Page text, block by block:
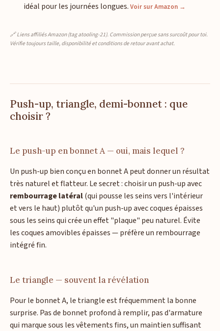
idéal pour les journées longues. Voir sur Amazon →
🔗 Liens affiliés Amazon (tag atooling-21). Commission perçue sans surcoût pour toi.
Vérifie toujours taille, disponibilité et conditions de retour avant achat.
Push-up, triangle, demi-bonnet : que
choisir ?
Le push-up en bonnet A — oui, mais lequel ?
Un push-up bien conçu en bonnet A peut donner un résultat
très naturel et flatteur. Le secret : choisir un push-up avec
rembourrage latéral(qui pousse les seins vers l'intérieur
et vers le haut) plutôt qu'un push-up avec coques épaisses
sous les seins qui crée un effet "plaque" peu naturel. Évite
les coques amovibles épaisses — préfère un rembourrage
intégré fin.
Le triangle — souvent la révélation
Pour le bonnet A, le triangle est fréquemment la bonne
surprise. Pas de bonnet profond à remplir, pas d'armature
qui marque sous les vêtements fins, un maintien suffisant